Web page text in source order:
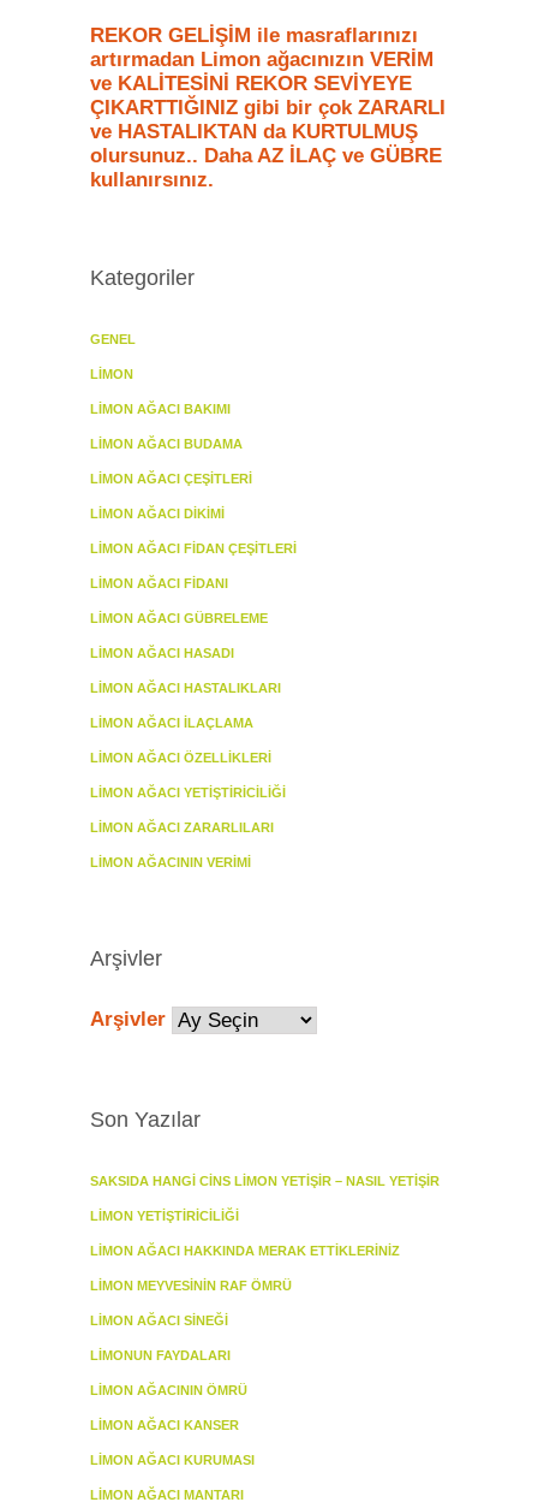
REKOR GELİŞİM ile masraflarınızı
artırmadan Limon ağacınızın VERİM
ve KALİTESİNİ REKOR SEVİYEYE
ÇIKARTTIĞINIZ gibi bir çok ZARARLI
ve HASTALIKTAN da KURTULMUŞ
olursunuz.. Daha AZ İLAÇ ve GÜBRE
kullanırsınız.
Kategoriler
GENEL
LIMON
LIMON AĞACI BAKIMI
LIMON AĞACI BUDAMA
LIMON AĞACI ÇEŞITLERI
LIMON AĞACI DIKIMI
LIMON AĞACI FIDAN ÇEŞITLERI
LIMON AĞACI FIDANI
LIMON AĞACI GÜBRELEME
LIMON AĞACI HASADI
LIMON AĞACI HASTALIKLARI
LIMON AĞACI İLAÇLAMA
LIMON AĞACI ÖZELLIKLERI
LIMON AĞACI YETIŞTIRICILIĞI
LIMON AĞACI ZARARLILARI
LIMON AĞACININ VERIMI
Arşivler
Arşivler
Son Yazılar
SAKSIDA HANGI CINS LIMON YETIŞIR – NASIL YETIŞIR
LIMON YETIŞTIRICILIĞI
LIMON AĞACI HAKKINDA MERAK ETTIKLERINIZ
LIMON MEYVESININ RAF ÖMRÜ
LIMON AĞACI SINEĞI
LIMONUN FAYDALARI
LIMON AĞACININ ÖMRÜ
LIMON AĞACI KANSER
LIMON AĞACI KURUMASI
LIMON AĞACI MANTARI